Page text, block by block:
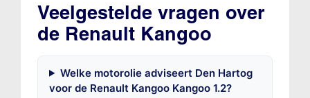
Veelgestelde vragen over
de Renault Kangoo
Welke motorolie adviseert Den Hartog
voor de Renault Kangoo Kangoo 1.2?